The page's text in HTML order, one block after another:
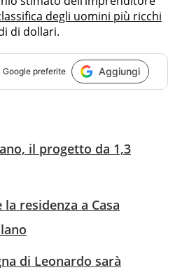
degli uomini più ricchi
di dollari.
preferite Aggiungi
il progetto da 1,3
residenza a Casa
di Leonardo sarà